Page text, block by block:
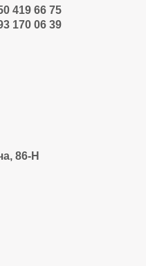
419 66 75
170 06 39
86-Н